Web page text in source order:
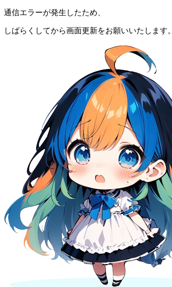
通信エラーが発生したため、
しばらくしてから画面更新をお願いいたします。